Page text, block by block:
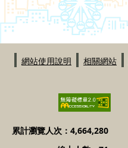
網站使用說明 相關網站
累計瀏覽人次：4,664,280